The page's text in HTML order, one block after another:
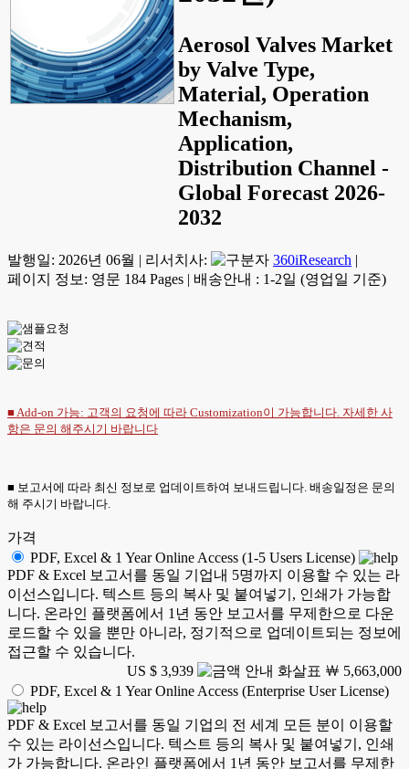
Aerosol Valves Market
by Valve Type,
Material, Operation
Mechanism,
Application,
Distribution Channel -
Global Forecast 2026-
2032
발행일: 2026년 06월 | 리서치사: 360iResearch |
페이지 정보: 영문 184 Pages | 배송안내 : 1-2일 (영업일 기준)
■ Add-on 가능: 고객의 요청에 따라 Customization이 가능합니다. 자세한 사
항은 문의 해주시기 바랍니다
■ 보고서에 따라 최신 정보로 업데이트하여 보내드립니다. 배송일정은 문의
해 주시기 바랍니다.
가격
PDF, Excel & 1 Year Online Access (1-5 Users License)
PDF & Excel 보고서를 동일 기업내 5명까지 이용할 수 있는 라
이선스입니다. 텍스트 등의 복사 및 붙여넣기, 인쇄가 가능합
니다. 온라인 플랫폼에서 1년 동안 보고서를 무제한으로 다운
로드할 수 있을 뿐만 아니라, 정기적으로 업데이트되는 정보에
접근할 수 있습니다.
US $ 3,939
￦ 5,663,000
PDF, Excel & 1 Year Online Access (Enterprise User License)
PDF & Excel 보고서를 동일 기업의 전 세계 모든 분이 이용할
수 있는 라이선스입니다. 텍스트 등의 복사 및 붙여넣기, 인쇄
가 가능합니다. 온라인 플랫폼에서 1년 동안 보고서를 무제한